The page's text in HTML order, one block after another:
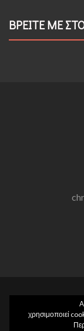
ΒΡΕΙΤΕ ΜΕ ΣΤΟ
χρησιμοποιεί